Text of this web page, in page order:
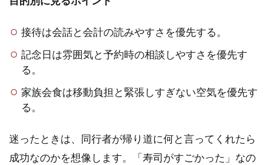
1.6
ての
は予
える
2
接待は会話と会計の読みやすさを優先する。
記念日は雰囲気と予約時の相談しやすさを優先す
る。
家族会食は移動負担と緊張しすぎない空気を優先す
る。
迷ったときは、同行者が帰り道に何と言ってくれたら
成功なのかを想像します。「寿司がすごかった」なの